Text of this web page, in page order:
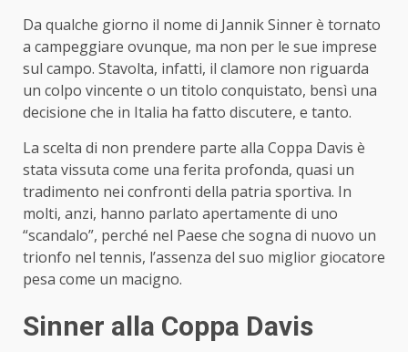
Da qualche giorno il nome di Jannik Sinner è tornato
a campeggiare ovunque, ma non per le sue imprese
sul campo. Stavolta, infatti, il clamore non riguarda
un colpo vincente o un titolo conquistato, bensì una
decisione che in Italia ha fatto discutere, e tanto.
La scelta di non prendere parte alla Coppa Davis è
stata vissuta come una ferita profonda, quasi un
tradimento nei confronti della patria sportiva. In
molti, anzi, hanno parlato apertamente di uno
“scandalo”, perché nel Paese che sogna di nuovo un
trionfo nel tennis, l’assenza del suo miglior giocatore
pesa come un macigno.
Sinner alla Coppa Davis